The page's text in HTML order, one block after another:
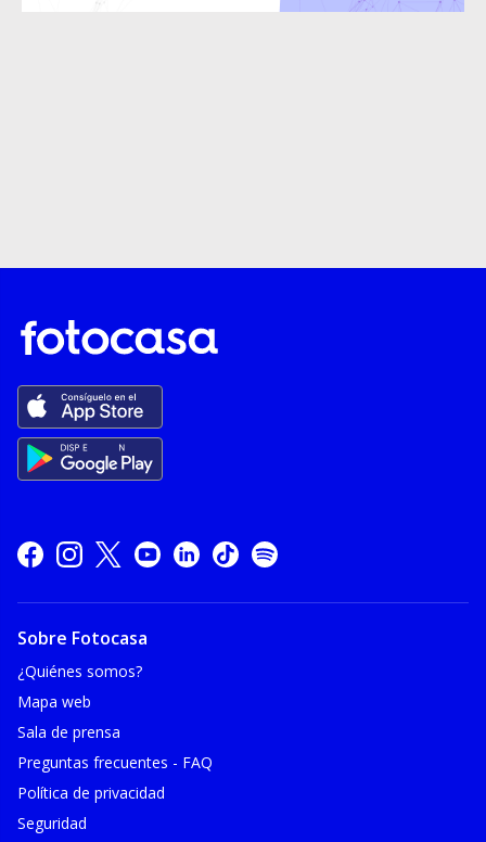
Sobre Fotocasa
¿Quiénes somos?
Mapa web
Sala de prensa
Preguntas frecuentes - FAQ
Política de privacidad
Seguridad